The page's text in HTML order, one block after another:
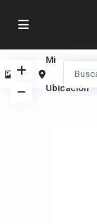
Ver
Mi
Ubicación